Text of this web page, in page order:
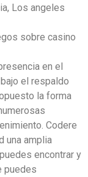
Los angeles
sobre casino
en el
el respaldo
la forma
Codere
una amplia
encontrar y
puedes